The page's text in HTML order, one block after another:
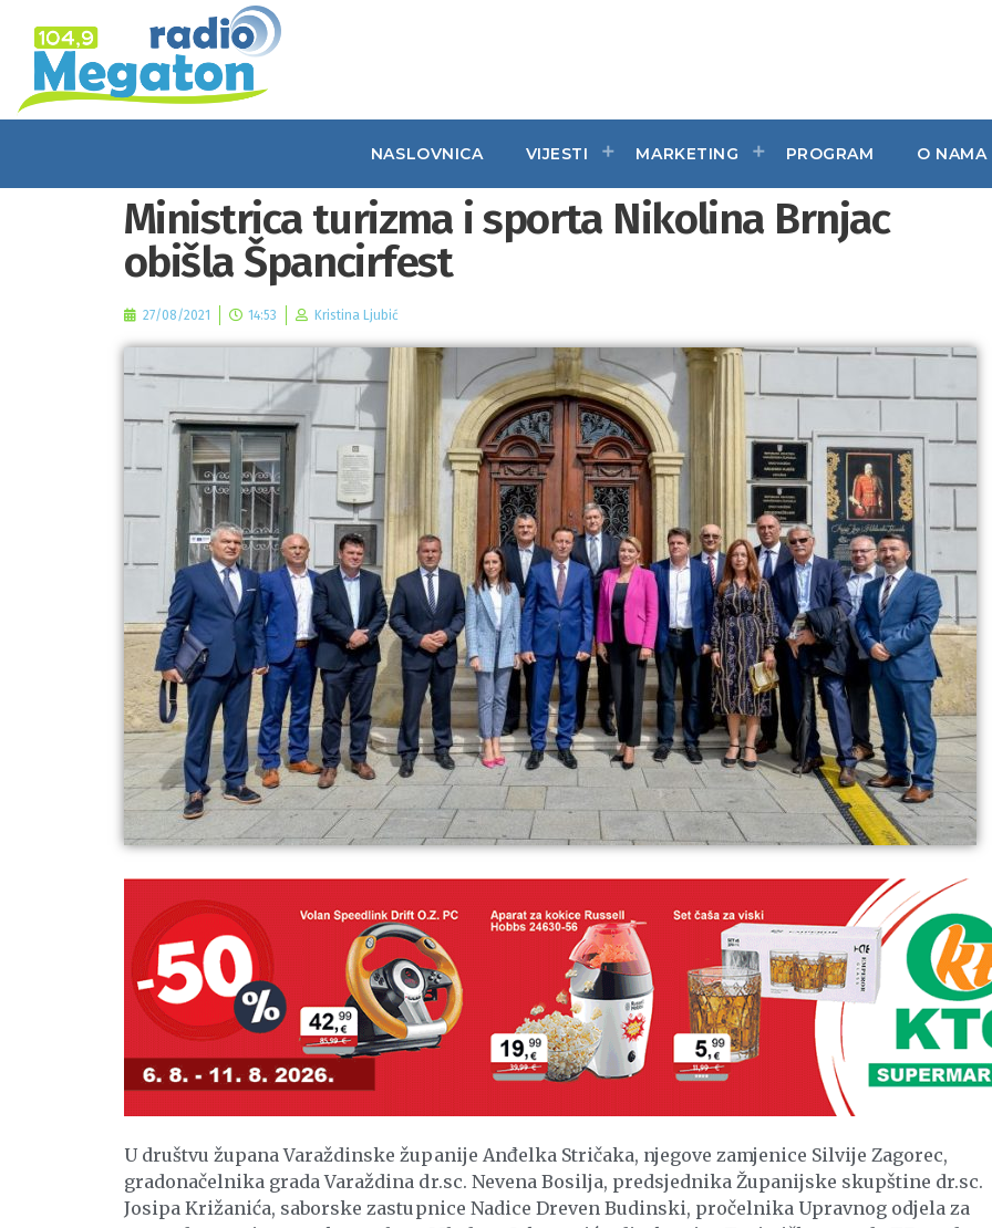
NASLOVNICA VIJESTI MARKETING PROGRAM O NAMA
Ministrica turizma i sporta Nikolina Brnjac
obišla Špancirfest
27/08/2021 14:53 Kristina Ljubić
U društvu župana Varaždinske županije Anđelka Stričaka, njegove zamjenice Silvije Zagorec,
gradonačelnika grada Varaždina dr.sc. Nevena Bosilja, predsjednika Županijske skupštine dr.sc.
Josipa Križanića, saborske zastupnice Nadice Dreven Budinski, pročelnika Upravnog odjela za